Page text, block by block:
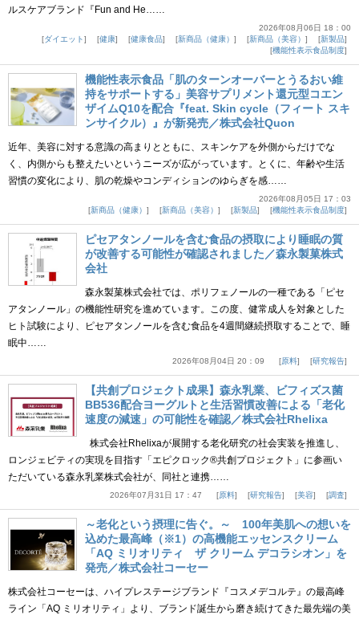
ルスケアブランド『Fun and He……
2026年08月06日 18：00
ダイエット
健康 健康食品 新商品（健康） 新商品（美容）
新製品
機能性表示食品制度
機能性表示食品「肌のターンオーバーとうるおい維
持をサポートする」美容サプリメント還元型コエン
ザイムQ10を配合『feat. Skin cycle（フィート スキ
ンサイクル）』が新発売／株式会社Quon
近年、美容に対する意識の高まりとともに、スキンケアを外側からだけでな
く、内側からも整えたいというニーズが広がっています。とくに、年齢や生活
習慣の変化により、肌の乾燥やコンディションのゆらぎを感……
2026年08月05日 17：03
新商品（健康）
新商品（美容） 新製品 機能性表示食品制度
ピセアタンノールを含む食品の摂取により睡眠の質
が改善する可能性が確認されました／森永製菓株式
会社
森永製菓株式会社では、ポリフェノールの一種である「ピセ
アタンノール」の機能性研究を進めています。この度、健常成人を対象とした
ヒト試験により、ピセアタンノールを含む食品を4週間継続摂取することで、睡
眠中……
2026年08月04日 20：09 原料 研究報告
【共創プロジェクト成果】森永乳業、ビフィズス菌
BB536配合ヨーグルトと生活習慣改善による「老化
速度の減速」の可能性を確認／株式会社Rhelixa
株式会社Rhelixaが展開する老化研究の社会実装を推進し、
ロンジェビティの実現を目指す「エピクロック®共創プロジェクト」に参画い
ただいている森永乳業株式会社が、同社と連携……
2026年07月31日 17：47 原料 研究報告 美容 調査
～老化という摂理に告ぐ。～ 100年美肌への想いを
込めた最高峰（※1）の高機能エッセンスクリーム
「AQ ミリオリティ ザ クリーム デコラシオン」を
発売／株式会社コーセー
株式会社コーセーは、ハイプレステージブランド『コスメデコルテ』の最高峰
ライン「AQ ミリオリティ」より、ブランド誕生から磨き続けてきた最先端の美